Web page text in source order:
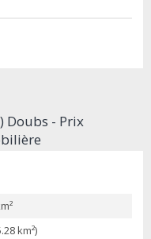
Doubs - Prix
km²)